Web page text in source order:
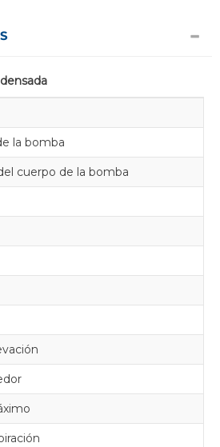
la bomba
cuerpo de la bomba